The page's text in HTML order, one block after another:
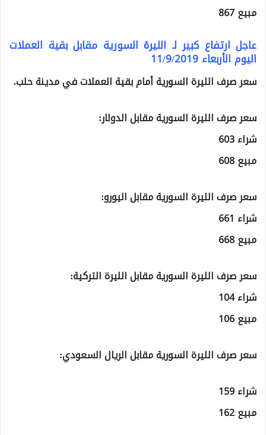
مبيع 867
عاجل ارتفاع كبير لـ الليرة السورية مقابل بقية العملات
اليوم الأربعاء 11/9/2019
سعر صرف الليرة السورية أمام بقية العملات في مدينة حلب.
سعر صرف الليرة السورية مقابل الدولار:
شراء 603
مبيع 608
سعر صرف الليرة السورية مقابل اليورو:
شراء 661
مبيع 668
سعر صرف الليرة السورية مقابل الليرة التركية:
شراء 104
مبيع 106
سعر صرف الليرة السورية مقابل الريال السعودي:
شراء 159
مبيع 162